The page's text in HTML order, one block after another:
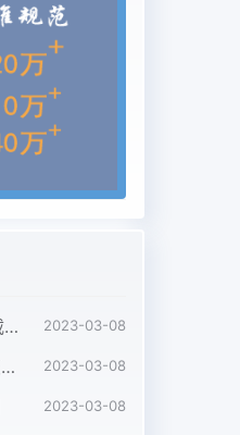
GB 30871-2022免费下载危险化学品企业特殊作业安全规范 2023-03-08
GB/T 1094.1-2013电力变压器 第1部分:总则 2023-03-08
2023-03-08